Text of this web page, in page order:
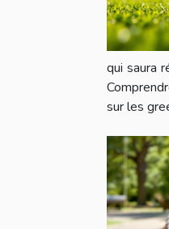
qui saura
sur les